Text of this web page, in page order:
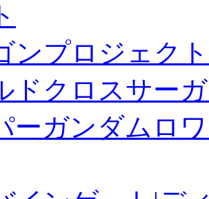
ンプロジェク
ドクロスサー
ーガンダムロ